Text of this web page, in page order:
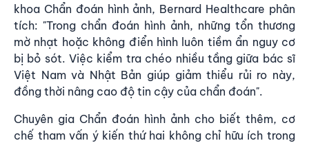
khoa Chẩn đoán hình ảnh, Bernard Healthcare phân
tích: "Trong chẩn đoán hình ảnh, những tổn thương
mờ nhạt hoặc không điển hình luôn tiềm ẩn nguy cơ
bị bỏ sót. Việc kiểm tra chéo nhiều tầng giữa bác sĩ
Việt Nam và Nhật Bản giúp giảm thiểu rủi ro này,
đồng thời nâng cao độ tin cậy của chẩn đoán".
Chuyên gia Chẩn đoán hình ảnh cho biết thêm, cơ
chế tham vấn ý kiến thứ hai không chỉ hữu ích trong